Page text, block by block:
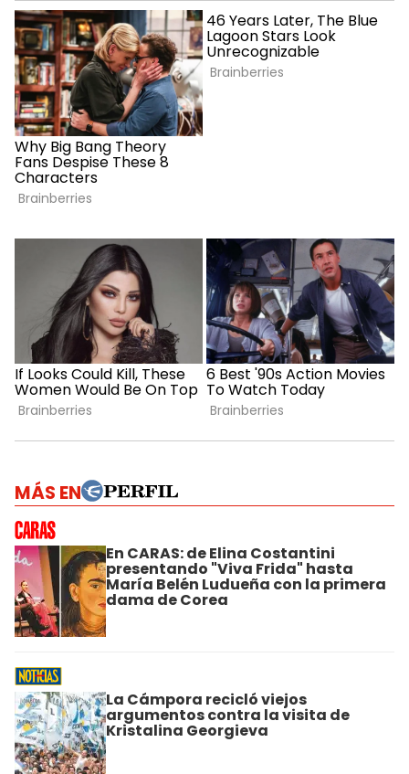
MÁS EN
En CARAS: de Elina Costantini
presentando "Viva Frida" hasta
María Belén Ludueña con la primera
dama de Corea
La Cámpora recicló viejos
argumentos contra la visita de
Kristalina Georgieva